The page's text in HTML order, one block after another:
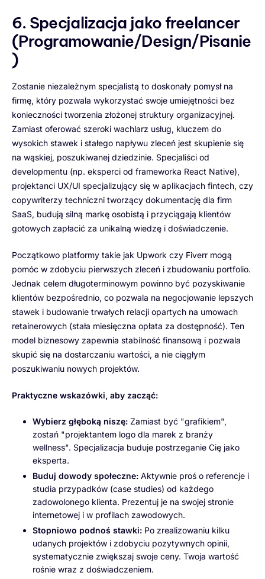
6. Specjalizacja jako freelancer
(Programowanie/Design/Pisanie
)
Zostanie niezależnym specjalistą to doskonały pomysł na
firmę, który pozwala wykorzystać swoje umiejętności bez
konieczności tworzenia złożonej struktury organizacyjnej.
Zamiast oferować szeroki wachlarz usług, kluczem do
wysokich stawek i stałego napływu zleceń jest skupienie się
na wąskiej, poszukiwanej dziedzinie. Specjaliści od
developmentu (np. eksperci od frameworka React Native),
projektanci UX/UI specjalizujący się w aplikacjach fintech, czy
copywriterzy techniczni tworzący dokumentację dla firm
SaaS, budują silną markę osobistą i przyciągają klientów
gotowych zapłacić za unikalną wiedzę i doświadczenie.
Początkowo platformy takie jak Upwork czy Fiverr mogą
pomóc w zdobyciu pierwszych zleceń i zbudowaniu portfolio.
Jednak celem długoterminowym powinno być pozyskiwanie
klientów bezpośrednio, co pozwala na negocjowanie lepszych
stawek i budowanie trwałych relacji opartych na umowach
retainerowych (stała miesięczna opłata za dostępność). Ten
model biznesowy zapewnia stabilność finansową i pozwala
skupić się na dostarczaniu wartości, a nie ciągłym
poszukiwaniu nowych projektów.
Praktyczne wskazówki, aby zacząć:
Wybierz głęboką niszę: Zamiast być "grafikiem",
zostań "projektantem logo dla marek z branży
wellness". Specjalizacja buduje postrzeganie Cię jako
eksperta.
Buduj dowody społeczne: Aktywnie proś o referencje i
studia przypadków (case studies) od każdego
zadowolonego klienta. Prezentuj je na swojej stronie
internetowej i w profilach zawodowych.
Stopniowo podnoś stawki: Po zrealizowaniu kilku
udanych projektów i zdobyciu pozytywnych opinii,
systematycznie zwiększaj swoje ceny. Twoja wartość
rośnie wraz z doświadczeniem.